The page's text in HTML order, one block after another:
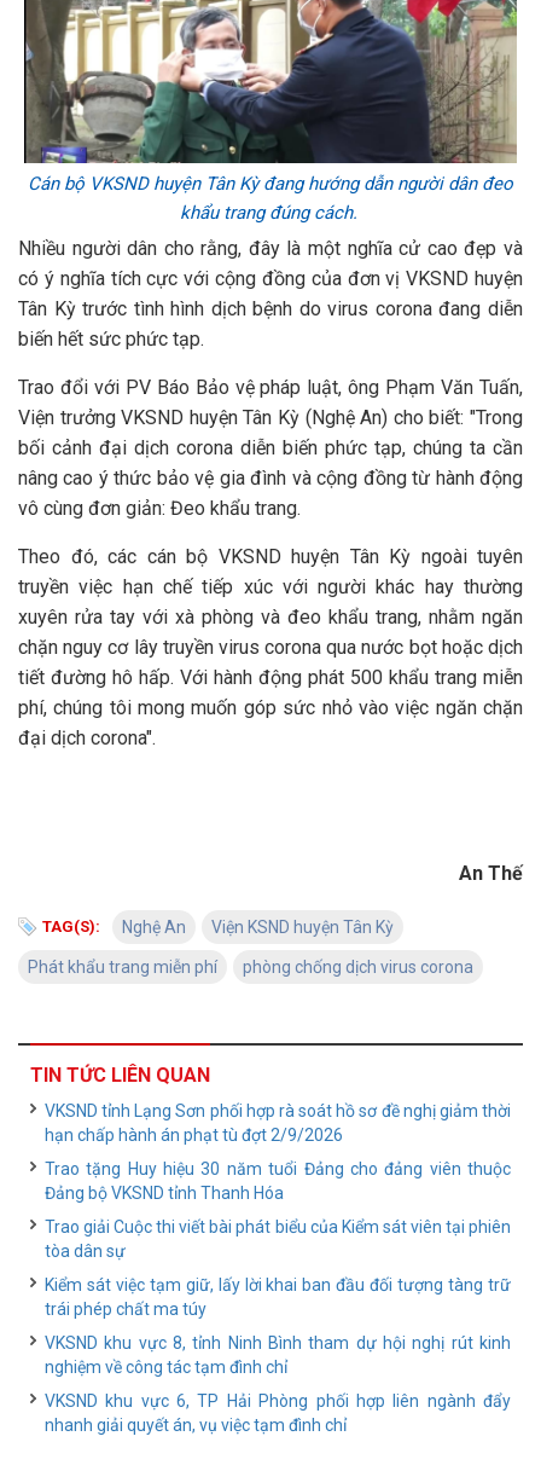
Cán bộ VKSND huyện Tân Kỳ đang hướng dẫn người dân đeo
khẩu trang đúng cách.
Nhiều người dân cho rằng, đây là một nghĩa cử cao đẹp và
có ý nghĩa tích cực với cộng đồng của đơn vị VKSND huyện
Tân Kỳ trước tình hình dịch bệnh do virus corona đang diễn
biến hết sức phức tạp.
Trao đổi với PV Báo Bảo vệ pháp luật, ông Phạm Văn Tuấn,
Viện trưởng VKSND huyện Tân Kỳ (Nghệ An) cho biết: "Trong
bối cảnh đại dịch corona diễn biến phức tạp, chúng ta cần
nâng cao ý thức bảo vệ gia đình và cộng đồng từ hành động
vô cùng đơn giản: Đeo khẩu trang.
Theo đó, các cán bộ VKSND huyện Tân Kỳ ngoài tuyên
truyền việc hạn chế tiếp xúc với người khác hay thường
xuyên rửa tay với xà phòng và đeo khẩu trang, nhằm ngăn
chặn nguy cơ lây truyền virus corona qua nước bọt hoặc dịch
tiết đường hô hấp. Với hành động phát 500 khẩu trang miễn
phí, chúng tôi mong muốn góp sức nhỏ vào việc ngăn chặn
đại dịch corona".
An Thế
TAG(S): Nghệ An Viện KSND huyện Tân Kỳ
Phát khẩu trang miễn phí phòng chống dịch virus corona
TIN TỨC LIÊN QUAN
VKSND tỉnh Lạng Sơn phối hợp rà soát hồ sơ đề nghị giảm thời
hạn chấp hành án phạt tù đợt 2/9/2026
Trao tặng Huy hiệu 30 năm tuổi Đảng cho đảng viên thuộc
Đảng bộ VKSND tỉnh Thanh Hóa
Trao giải Cuộc thi viết bài phát biểu của Kiểm sát viên tại phiên
tòa dân sự
Kiểm sát việc tạm giữ, lấy lời khai ban đầu đối tượng tàng trữ
trái phép chất ma túy
VKSND khu vực 8, tỉnh Ninh Bình tham dự hội nghị rút kinh
nghiệm về công tác tạm đình chỉ
VKSND khu vực 6, TP Hải Phòng phối hợp liên ngành đẩy
nhanh giải quyết án, vụ việc tạm đình chỉ